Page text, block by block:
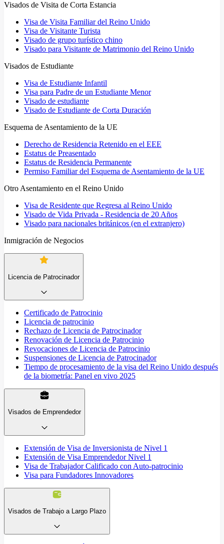
Visados de Visita de Corta Estancia
Visa de Visita Familiar del Reino Unido
Visa de Visitante Turista
Visado de grupo turístico chino
Visado para Visitante de Matrimonio del Reino Unido
Visados de Estudiante
Visa de Estudiante Infantil
Visa para Padre de un Estudiante Menor
Visado de estudiante
Visado de Estudiante de Corta Duración
Esquema de Asentamiento de la UE
Derecho de Residencia Retenido en el EEE
Estatus de Preasentado
Estatus de Residencia Permanente
Permiso Familiar del Esquema de Asentamiento de la UE
Otro Asentamiento en el Reino Unido
Visa de Residente que Regresa al Reino Unido
Visado de Vida Privada - Residencia de 20 Años
Visado para nacionales británicos (en el extranjero)
Inmigración de Negocios
Licencia de Patrocinador
Certificado de Patrocinio
Licencia de patrocinio
Rechazo de Licencia de Patrocinador
Renovación de Licencia de Patrocinio
Revocaciones de Licencia de Patrocinio
Suspensiones de Licencia de Patrocinador
Tiempo de procesamiento de la visa del Reino Unido después
de la biometría: Panel en vivo 2025
Visados de Emprendedor
Extensión de Visa de Inversionista de Nivel 1
Extensión de Visa Emprendedor Nivel 1
Visa de Trabajador Calificado con Auto-patrocinio
Visa para Fundadores Innovadores
Visados de Trabajo a Largo Plazo